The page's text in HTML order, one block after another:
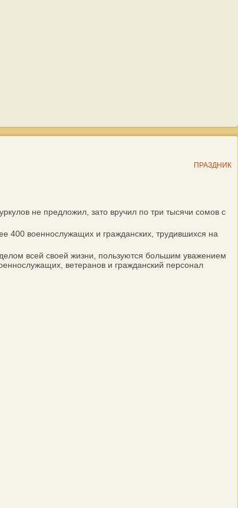
ПРАЗДНИК
не предложил, зато вручил по три тысячи сомов с
400 военнослужащих и гражданских, трудившихся на
всей своей жизни, пользуются большим уважением
ветеранов и гражданский персонал